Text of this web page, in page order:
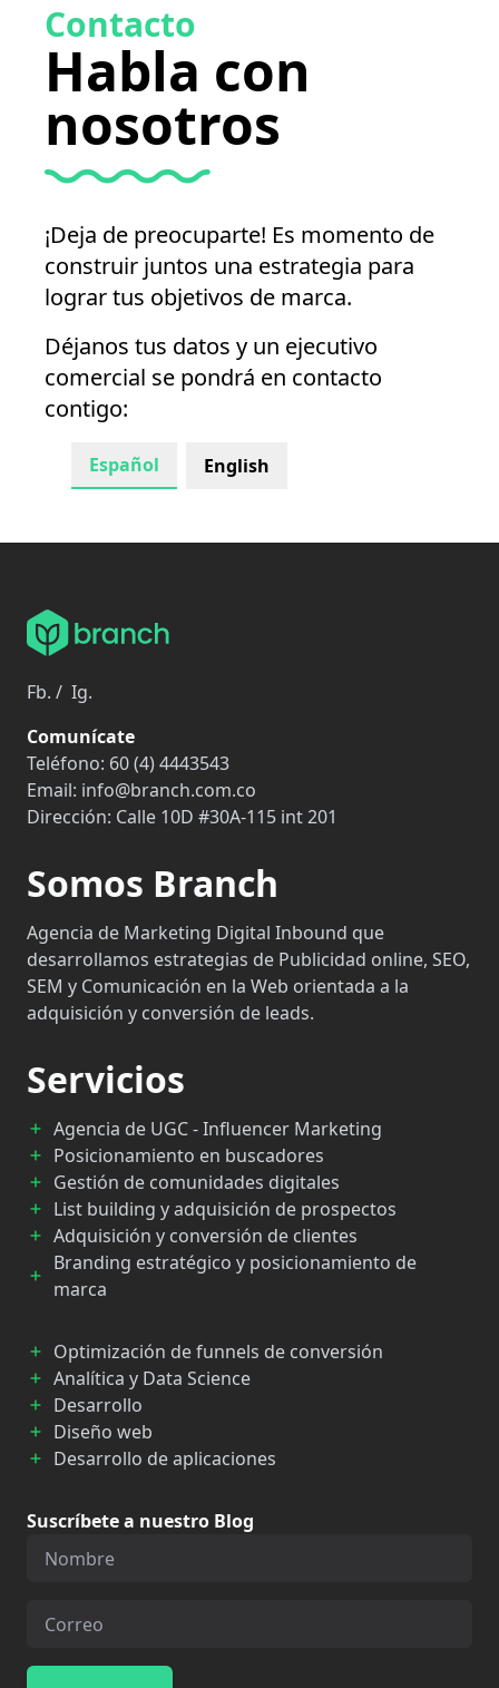
Contacto
Habla con
nosotros
¡Deja de preocuparte! Es momento de
construir juntos una estrategia para
lograr tus objetivos de marca.
Déjanos tus datos y un ejecutivo
comercial se pondrá en contacto
contigo:
Español English
Fb. / Ig.
Comunícate
Teléfono: 60 (4) 4443543
Email: info@branch.com.co
Dirección: Calle 10D #30A-115 int 201
Somos Branch
Agencia de Marketing Digital Inbound que
desarrollamos estrategias de Publicidad online, SEO,
SEM y Comunicación en la Web orientada a la
adquisición y conversión de leads.
Servicios
Agencia de UGC - Influencer Marketing
Posicionamiento en buscadores
Gestión de comunidades digitales
List building y adquisición de prospectos
Adquisición y conversión de clientes
Branding estratégico y posicionamiento de
marca
Optimización de funnels de conversión
Analítica y Data Science
Desarrollo
Diseño web
Desarrollo de aplicaciones
Suscríbete a nuestro Blog